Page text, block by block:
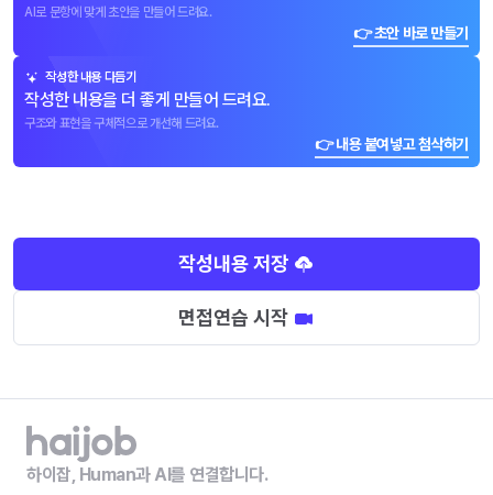
AI로 문항에 맞게 초안을 만들어 드려요.
👉 초안 바로 만들기
작성한 내용 다듬기
작성한 내용을 더 좋게 만들어 드려요.
구조와 표현을 구체적으로 개선해 드려요.
👉 내용 붙여넣고 첨삭하기
작성내용 저장
면접연습 시작
하이잡, Human과 AI를 연결합니다.